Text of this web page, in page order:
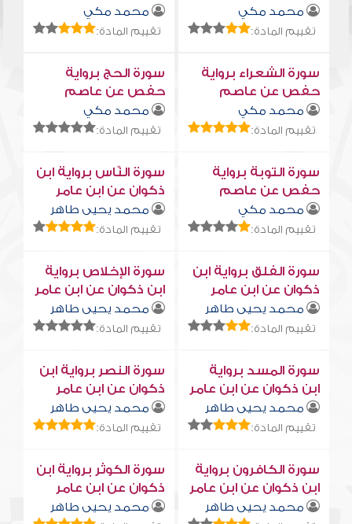
محمد مكي
تقييم المادة:
محمد مكي
تقييم المادة:
سورة الشعراء برواية
حفص عن عاصم
محمد مكي
تقييم المادة:
سورة الحج برواية
حفص عن عاصم
محمد مكي
تقييم المادة:
سورة التوبة برواية
حفص عن عاصم
محمد مكي
تقييم المادة:
سورة النّاس برواية ابن
ذكوان عن ابن عامر
محمد يحيى طاهر
تقييم المادة:
سورة الفلق برواية ابن
ذكوان عن ابن عامر
محمد يحيى طاهر
تقييم المادة:
سورة الإخلاص برواية
ابن ذكوان عن ابن عامر
محمد يحيى طاهر
تقييم المادة:
سورة المسد برواية
ابن ذكوان عن ابن عامر
محمد يحيى طاهر
تقييم المادة:
سورة النصر برواية ابن
ذكوان عن ابن عامر
محمد يحيى طاهر
تقييم المادة:
سورة الكافرون برواية
ابن ذكوان عن ابن عامر
محمد يحيى طاهر
سورة الكوثر برواية ابن
ذكوان عن ابن عامر
محمد يحيى طاهر